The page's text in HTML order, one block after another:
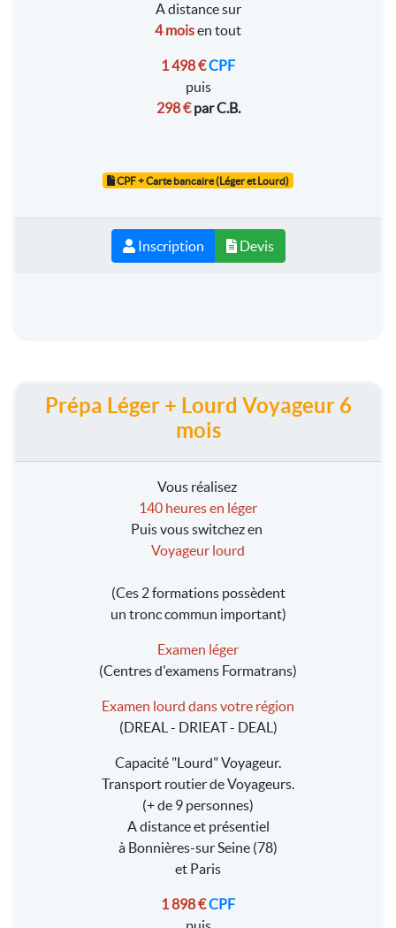
A distance sur
4 moisen tout
1 498 €CPF
puis
298 €par C.B.
CPF + Carte bancaire (Léger et Lourd)
Inscription Devis
Prépa Léger + Lourd Voyageur 6
mois
Vous réalisez
140 heures en léger
Puis vous switchez en
Voyageur lourd
(Ces 2 formations possèdent
un tronc commun important)
Examen léger
(Centres d'examens Formatrans)
Examen lourd dans votre région
(DREAL - DRIEAT - DEAL)
Capacité "Lourd" Voyageur.
Transport routier de Voyageurs.
(+ de 9 personnes)
A distance et présentiel
à Bonnières-sur Seine (78)
et Paris
1 898 €CPF